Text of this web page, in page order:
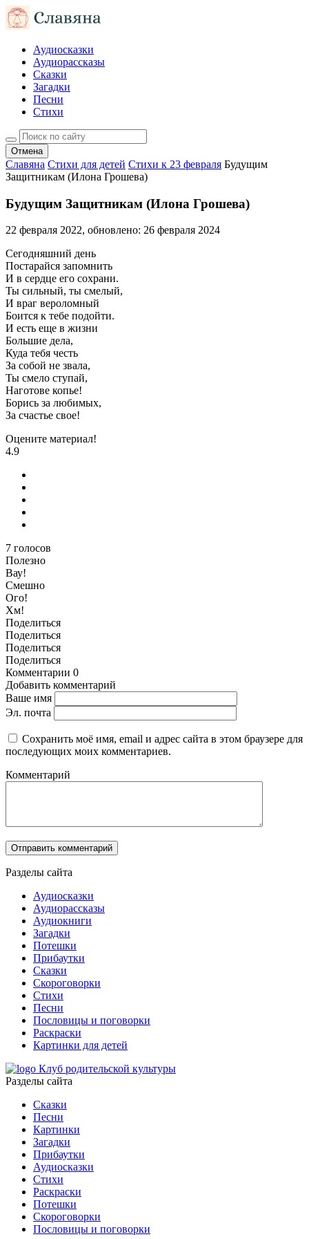
Аудиосказки
Аудиорассказы
Сказки
Загадки
Песни
Стихи
Отмена
Славяна Стихи для детей Стихи к 23 февраля Будущим
Защитникам (Илона Грошева)
Будущим Защитникам (Илона Грошева)
22 февраля 2022, обновлено: 26 февраля 2024
Сегодняшний день
Постарайся запомнить
И в сердце его сохрани.
Ты сильный, ты смелый,
И враг вероломный
Боится к тебе подойти.
И есть еще в жизни
Большие дела,
Куда тебя честь
За собой не звала,
Ты смело ступай,
Наготове копье!
Борись за любимых,
За счастье свое!
Оцените материал!
4.9
7 голосов
Полезно
Вау!
Смешно
Ого!
Хм!
Поделиться
Поделиться
Поделиться
Поделиться
Комментарии 0
Добавить комментарий
Ваше имя
Эл. почта
Сохранить моё имя, email и адрес сайта в этом браузере для
последующих моих комментариев.
Комментарий
Разделы сайта
Аудиосказки
Аудиорассказы
Аудиокниги
Загадки
Потешки
Прибаутки
Сказки
Скороговорки
Стихи
Песни
Пословицы и поговорки
Раскраски
Картинки для детей
Клуб родительской культуры
Разделы сайта
Сказки
Песни
Картинки
Загадки
Прибаутки
Аудиосказки
Стихи
Раскраски
Потешки
Скороговорки
Пословицы и поговорки